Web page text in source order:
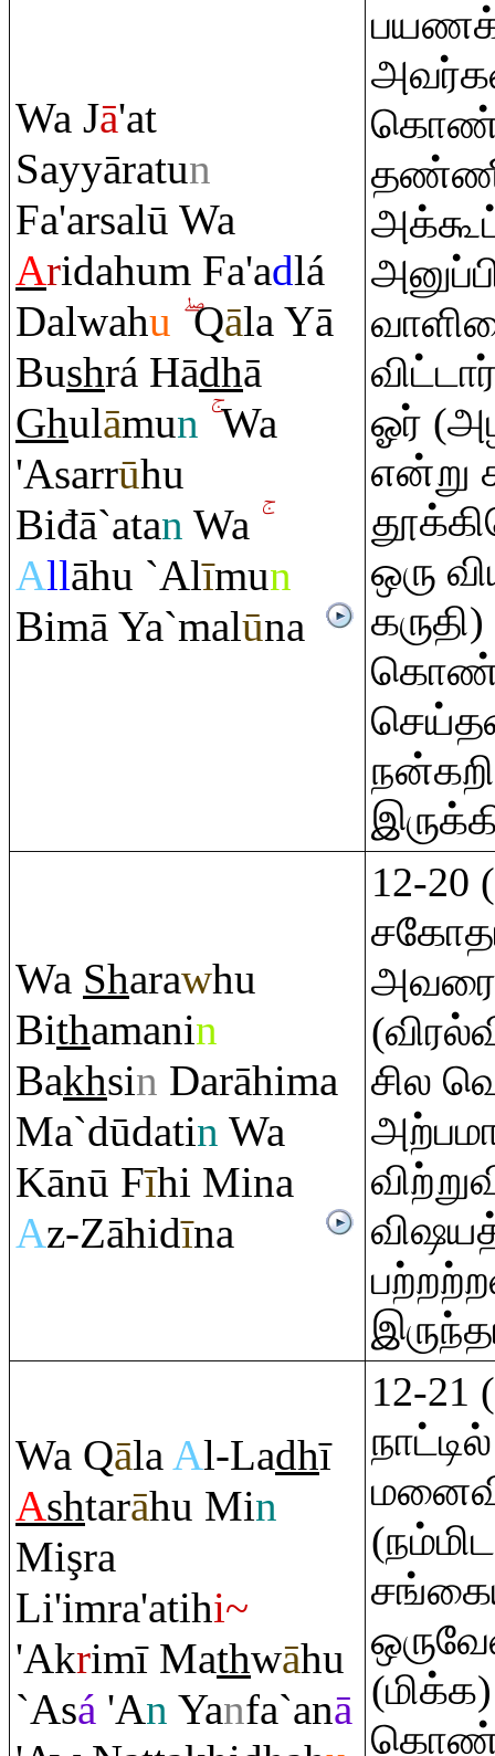
Wa Jā'at
Sayyāratun
Fa'arsalū Wa
Aridahum Fa'adlá
Dalwahu Qāla Yā
Bushrá Hādhā
Ghulāmun Wa
'Asarrūhu
Biđā`atan Wa
Allāhu `Alīmun
Bimā Ya`malūna
ஓர்
என்று
ஒரு
Wa Sharawhu
Bithamanin
Bakhsin Darāhima
Ma`dūdatin Wa
Kānū Fīhi Mina
Az-Zāhidīna
12-
சில
Wa QālaAl-Ladhī
Ashtarāhu Min
Mişra
Li'imra'atihi~
'Akrimī Mathwāhu
`Asá 'An Yanfa`anā
12-21